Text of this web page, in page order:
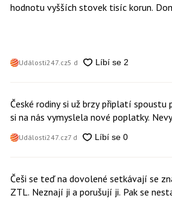
hodnotu vyšších stovek tisíc korun.
Události247.cz5 d
České rodiny si už brzy připlatí spoustu
si na nás vymyslela nové poplatky.
Události247.cz7 d
Češi se teď na dovolené setkávají se
ZTL. Neznají ji a porušují ji. Pak se